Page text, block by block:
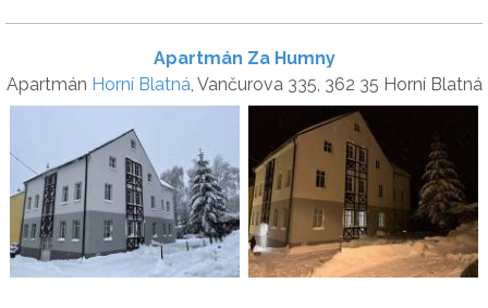
Apartmán Za Humny
Apartmán Horní Blatná, Vančurova 335, 362 35 Horní Blatná